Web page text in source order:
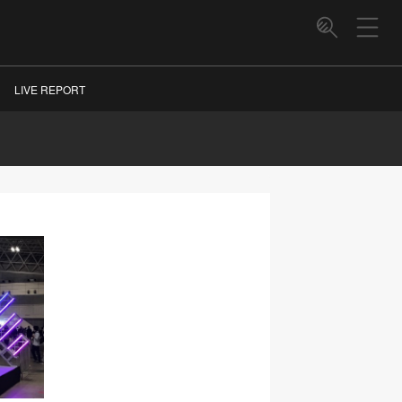
LIVE REPORT